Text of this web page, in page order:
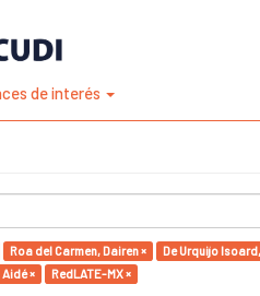
de interés
Roa del Carmen, Dairen × De Urquijo
× RedLATE-MX ×